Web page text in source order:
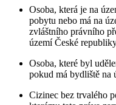
Osoba, která je na
pobytu nebo má na
zvláštního právního
území České
Osoba, které byl
pokud má bydliště na
Cizinec bez trvalého